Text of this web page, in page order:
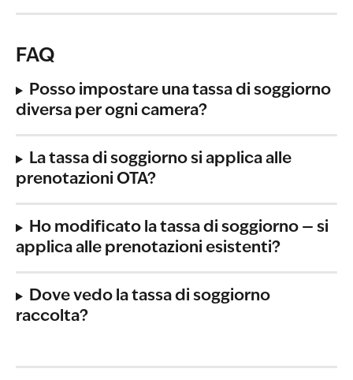
FAQ
Posso impostare una tassa di soggiorno
diversa per ogni camera?
La tassa di soggiorno si applica alle
prenotazioni OTA?
Ho modificato la tassa di soggiorno — si
applica alle prenotazioni esistenti?
Dove vedo la tassa di soggiorno
raccolta?